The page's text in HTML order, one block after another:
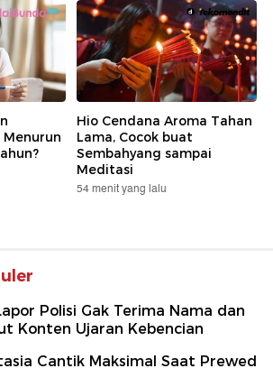
Hio Cendana Aroma Tahan
Lama, Cocok buat
Sembahyang sampai
Meditasi
54 menit yang lalu
Polisi Gak Terima Nama dan
Konten Ujaran Kebencian
Cantik Maksimal Saat Prewed